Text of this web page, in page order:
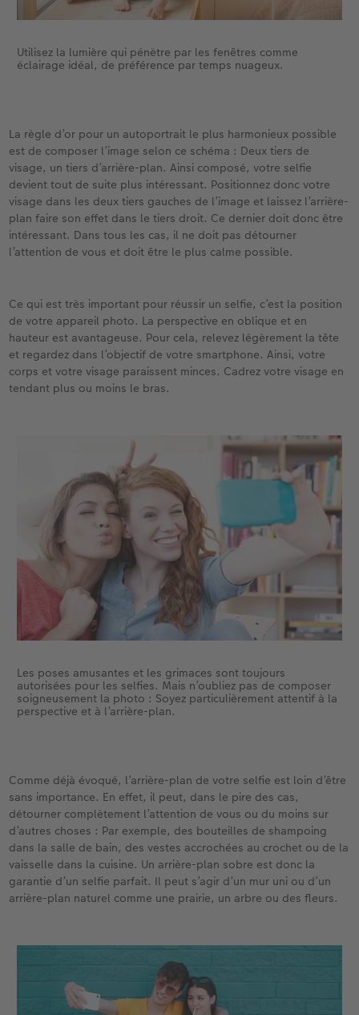
Utilisez la lumière qui pénètre par les fenêtres comme
éclairage idéal, de préférence par temps nuageux.
La règle d’or pour un autoportrait le plus harmonieux possible
est de composer l’image selon ce schéma : Deux tiers de
visage, un tiers d’arrière-plan. Ainsi composé, votre selfie
devient tout de suite plus intéressant. Positionnez donc votre
visage dans les deux tiers gauches de l’image et laissez l’arrière-
plan faire son effet dans le tiers droit. Ce dernier doit donc être
intéressant. Dans tous les cas, il ne doit pas détourner
l’attention de vous et doit être le plus calme possible.
Ce qui est très important pour réussir un selfie, c’est la position
de votre appareil photo. La perspective en oblique et en
hauteur est avantageuse. Pour cela, relevez légèrement la tête
et regardez dans l’objectif de votre smartphone. Ainsi, votre
corps et votre visage paraissent minces. Cadrez votre visage en
tendant plus ou moins le bras.
Les poses amusantes et les grimaces sont toujours
autorisées pour les selfies. Mais n’oubliez pas de composer
soigneusement la photo : Soyez particulièrement attentif à la
perspective et à l’arrière-plan.
Comme déjà évoqué, l’arrière-plan de votre selfie est loin d’être
sans importance. En effet, il peut, dans le pire des cas,
détourner complètement l’attention de vous ou du moins sur
d’autres choses : Par exemple, des bouteilles de shampoing
dans la salle de bain, des vestes accrochées au crochet ou de la
vaisselle dans la cuisine. Un arrière-plan sobre est donc la
garantie d’un selfie parfait. Il peut s’agir d’un mur uni ou d’un
arrière-plan naturel comme une prairie, un arbre ou des fleurs.